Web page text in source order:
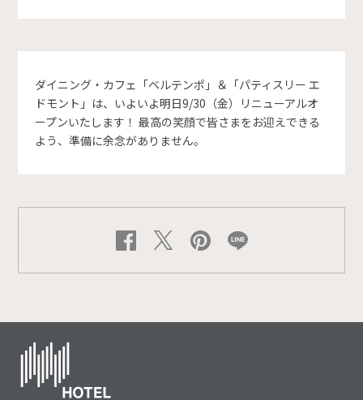
ダイニング・カフェ「ベルテンポ」＆「パティスリー エ
ドモント」は、いよいよ明日9/30（金）リニューアルオ
ープンいたします！ 最高の笑顔で皆さまをお迎えできる
よう、準備に余念がありません。